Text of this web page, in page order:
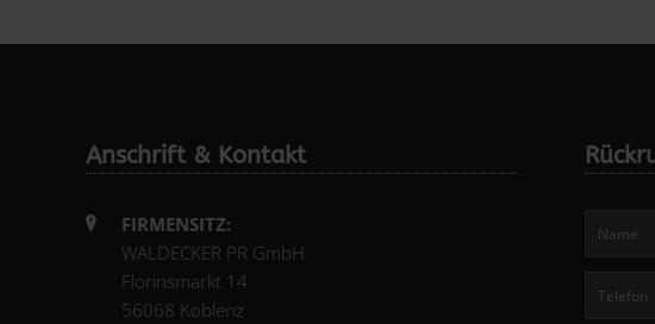
Anschrift & Kontakt
FIRMENSITZ:
WALDECKER PR GmbH
Florinsmarkt 14
56068 Koblenz